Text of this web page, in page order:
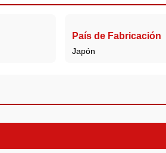
País de Fabricación
Japón